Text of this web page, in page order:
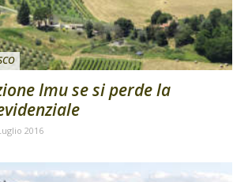
Imu se si perde la
2016